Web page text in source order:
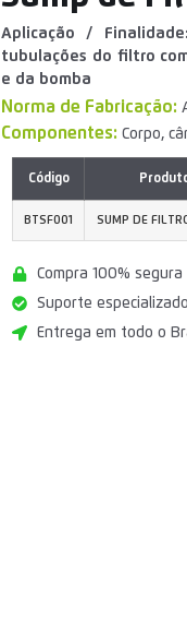
Aplicação /
tubulações do filtro
e da bomba
Norma de Fabricação:
Componentes: Corpo,
Código
BTSF001 SUMP DE
Compra 100% segura
Suporte especializado
Entrega em todo o